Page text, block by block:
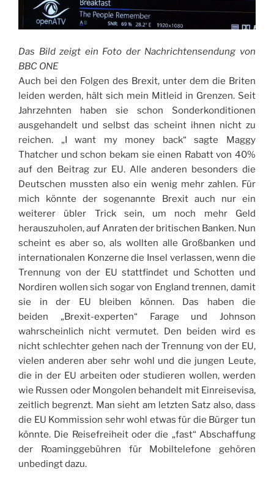
Das Bild zeigt ein Foto der Nachrichtensendung von
BBC ONE
Auch bei den Folgen des Brexit, unter dem die Briten
leiden werden, hält sich mein Mitleid in Grenzen. Seit
Jahrzehnten haben sie schon Sonderkonditionen
ausgehandelt und selbst das scheint ihnen nicht zu
reichen. „I want my money back“ sagte Maggy
Thatcher und schon bekam sie einen Rabatt von 40%
auf den Beitrag zur EU. Alle anderen besonders die
Deutschen mussten also ein wenig mehr zahlen. Für
mich könnte der sogenannte Brexit auch nur ein
weiterer übler Trick sein, um noch mehr Geld
herauszuholen, auf Anraten der britischen Banken. Nun
scheint es aber so, als wollten alle Großbanken und
internationalen Konzerne die Insel verlassen, wenn die
Trennung von der EU stattfindet und Schotten und
Nordiren wollen sich sogar von England trennen, damit
sie in der EU bleiben können. Das haben die
beiden „Brexit-experten“ Farage und Johnson
wahrscheinlich nicht vermutet. Den beiden wird es
nicht schlechter gehen nach der Trennung von der EU,
vielen anderen aber sehr wohl und die jungen Leute,
die in der EU arbeiten oder studieren wollen, werden
wie Russen oder Mongolen behandelt mit Einreisevisa,
zeitlich begrenzt. Man sieht am letzten Satz also, dass
die EU Kommission sehr wohl etwas für die Bürger tun
könnte. Die Reisefreiheit oder die „fast“ Abschaffung
der Roaminggebühren für Mobiltelefone gehören
unbedingt dazu.